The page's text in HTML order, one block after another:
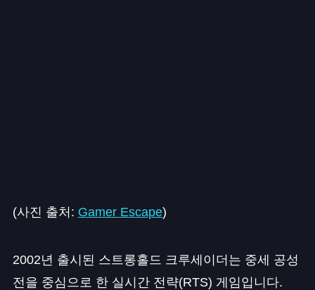
(사진 출처: Gamer Escape)
2002년 출시된 스트롱홀드 크루세이더는 중세 공성
전을 중심으로 한 실시간 전략(RTS) 게임입니다.